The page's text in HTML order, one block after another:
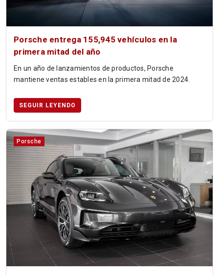
Porsche entrega 155,945 vehículos en la
primera mitad del año
En un año de lanzamientos de productos, Porsche
mantiene ventas estables en la primera mitad de 2024.
SEGUIR LEYENDO
Porsche